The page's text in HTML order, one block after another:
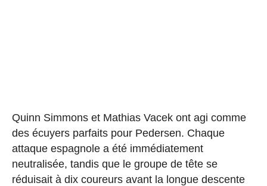
Quinn Simmons et Mathias Vacek ont agi comme
des écuyers parfaits pour Pedersen. Chaque
attaque espagnole a été immédiatement
neutralisée, tandis que le groupe de tête se
réduisait à dix coureurs avant la longue descente